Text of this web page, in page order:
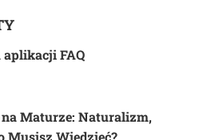
aplikacji FAQ
Maturze: Naturalizm,
Musisz Wiedzieć?